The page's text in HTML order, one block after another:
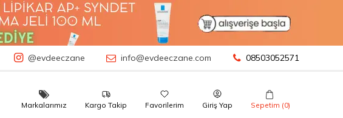
@evdeeczane info@evdeeczane.com 08503052571
Markalarımız Kargo Takip Favorilerim Giriş Yap Sepetim (0)